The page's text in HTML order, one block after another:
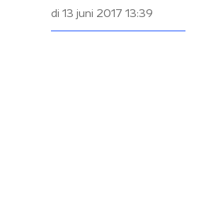
di 13 juni 2017 13:39